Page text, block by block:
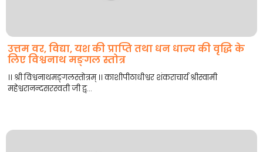
उत्तम वर, विद्या, यश की प्राप्ति तथा धन धान्य की वृद्धि के
लिए विश्वनाथ मङ्गल स्तोत्र
।। श्री विश्वनाथमङ्गलस्तोत्रम् ।। काशीपीठाधीश्वर शंकराचार्य श्रीस्वामी
महेश्वरानन्दसरस्वती जी द्व...